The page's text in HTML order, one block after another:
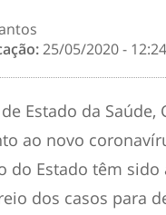
25/05/2020 - 12:24
Estado da
ao novo
do Estado têm
dos casos para